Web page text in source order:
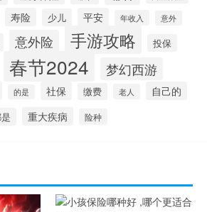
寿险 少儿 平安 年收入 意外
意外险 手游攻略 投保
春节2024 梦幻西游
的是 社保 缴费 老人 自己的
重大疾病 险种